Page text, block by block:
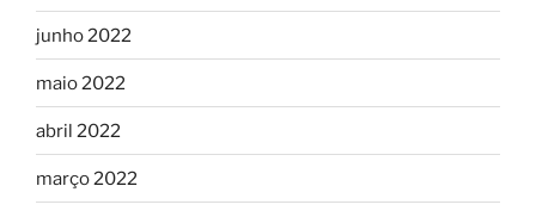
junho 2022
maio 2022
abril 2022
março 2022